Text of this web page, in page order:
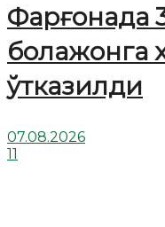
Фарғонада
болажонга
ўтказилди
07.08.2026
11